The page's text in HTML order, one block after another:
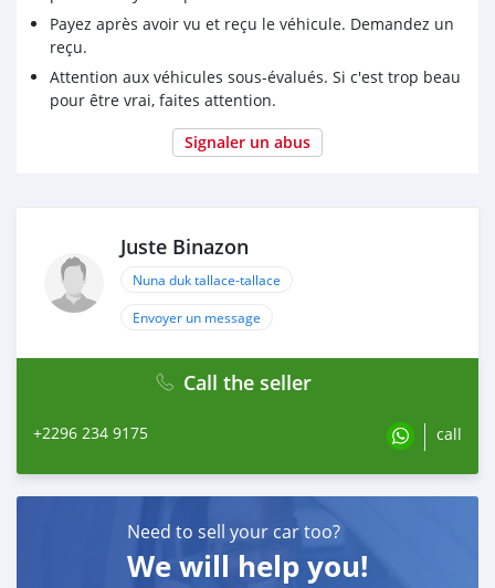
Payez après avoir vu et reçu le véhicule. Demandez un
reçu.
Attention aux véhicules sous-évalués. Si c'est trop beau
pour être vrai, faites attention.
Signaler un abus
Juste Binazon
Nuna duk tallace-tallace
Envoyer un message
Call the seller
+2296 234 9175 call
Need to sell your car too?
We will help you!